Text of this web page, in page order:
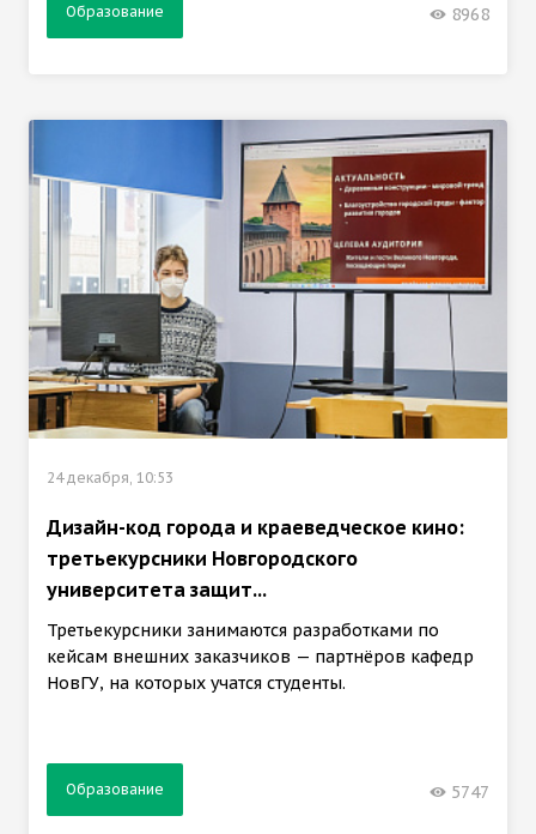
Образование 8968
24 декабря, 10:53
Дизайн-код города и краеведческое кино:
третьекурсники Новгородского
университета защит...
Третьекурсники занимаются разработками по
кейсам внешних заказчиков — партнёров кафедр
НовГУ, на которых учатся студенты.
Образование 5747